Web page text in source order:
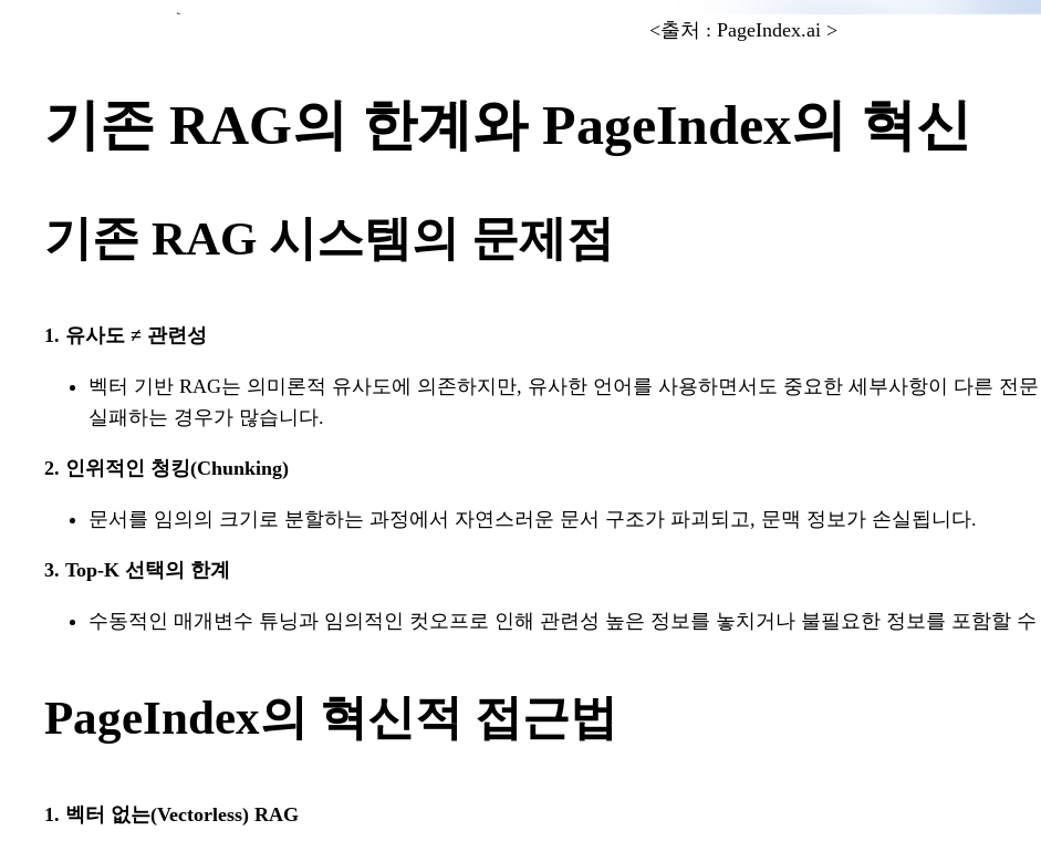
<출처 : PageIndex.ai >
기존 RAG의 한계와 PageIndex의 혁신
기존 RAG 시스템의 문제점
1. 유사도 ≠ 관련성
벡터 기반 RAG는 의미론적 유사도에 의존하지만, 유사한 언어를 사용하면서도 중요한 세부사항이 다른 전
실패하는 경우가 많습니다.
2. 인위적인 청킹(Chunking)
문서를 임의의 크기로 분할하는 과정에서 자연스러운 문서 구조가 파괴되고, 문맥 정보가 손실됩니다.
3. Top-K 선택의 한계
수동적인 매개변수 튜닝과 임의적인 컷오프로 인해 관련성 높은 정보를 놓치거나 불필요한 정보를 포함할
PageIndex의 혁신적 접근법
1. 벡터 없는(Vectorless) RAG